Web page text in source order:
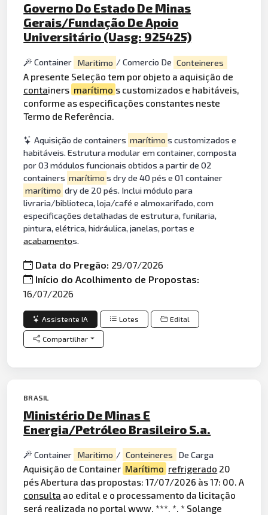
Governo Do Estado De Minas
Gerais/Fundação De Apoio
Universitário (Uasg: 925425)
Container Maritimo / Comercio De Conteineres
A presente Seleção tem por objeto a aquisição de
containers marítimo s customizados e habitáveis,
conforme as especificações constantes neste
Termo de Referência.
Aquisição de containers marítimo s customizados e
habitáveis. Estrutura modular em container, composta
por 03 módulos funcionais obtidos a partir de 02
containers marítimo s dry de 40 pés e 01 container
marítimo dry de 20 pés. Inclui módulo para
livraria/biblioteca, loja/café e almoxarifado, com
especificações detalhadas de estrutura, funilaria,
pintura, elétrica, hidráulica, janelas, portas e
acabamentos.
Data do Pregão: 29/07/2026
Início do Acolhimento de Propostas:
16/07/2026
Assistente IA Lotes Edital
Compartilhar
BRASIL
Ministério De Minas E
Energia/Petróleo Brasileiro S.a.
Container Maritimo / Conteineres De Carga
Aquisição de Container Marítimo refrigerado 20
pés Abertura das propostas: 17/07/2026 às 17: 00. A
consulta ao edital e o processamento da licitação
será realizada no portal www. ***. *. * Solange